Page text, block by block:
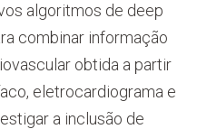
algoritmos de deep
combinar informação
obtida a partir
eletrocardiograma e
a inclusão de